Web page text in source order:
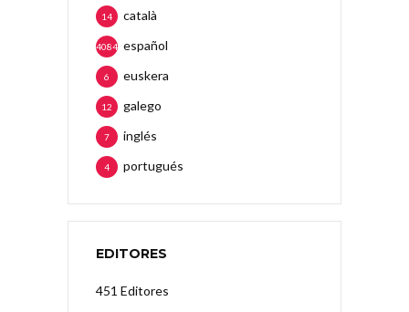
català
14
español
4084
euskera
6
galego
12
inglés
7
portugués
4
EDITORES
451 Editores